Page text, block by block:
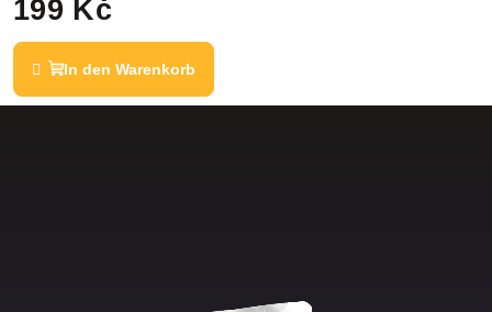
199 Kč
In den Warenkorb